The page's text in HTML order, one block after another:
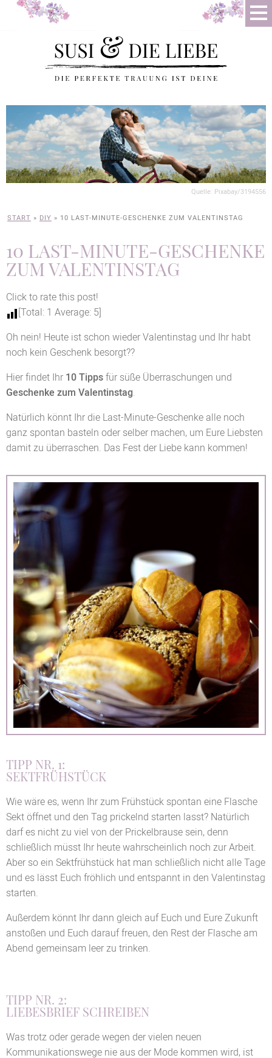
Quelle: Pixabay/3194556
START » DIY » 10 LAST-MINUTE-GESCHENKE ZUM VALENTINSTAG
10 LAST-MINUTE-GESCHENKE
ZUM VALENTINSTAG
Click to rate this post!
[Total: 1 Average: 5]
Oh nein! Heute ist schon wieder Valentinstag und Ihr habt
noch kein Geschenk besorgt??
Hier findet Ihr 10 Tippsfür süße Überraschungen und
Geschenke zum Valentinstag.
Natürlich könnt Ihr die Last-Minute-Geschenke alle noch
ganz spontan basteln oder selber machen, um Eure Liebsten
damit zu überraschen. Das Fest der Liebe kann kommen!
TIPP NR. 1:
SEKTFRÜHSTÜCK
Wie wäre es, wenn Ihr zum Frühstück spontan eine Flasche
Sekt öffnet und den Tag prickelnd starten lasst? Natürlich
darf es nicht zu viel von der Prickelbrause sein, denn
schließlich müsst Ihr heute wahrscheinlich noch zur Arbeit.
Aber so ein Sektfrühstück hat man schließlich nicht alle Tage
und es lässt Euch fröhlich und entspannt in den Valentinstag
starten.
Außerdem könnt Ihr dann gleich auf Euch und Eure Zukunft
anstoßen und Euch darauf freuen, den Rest der Flasche am
Abend gemeinsam leer zu trinken.
TIPP NR. 2:
LIEBESBRIEF SCHREIBEN
Was trotz oder gerade wegen der vielen neuen
Kommunikationswege nie aus der Mode kommen wird, ist